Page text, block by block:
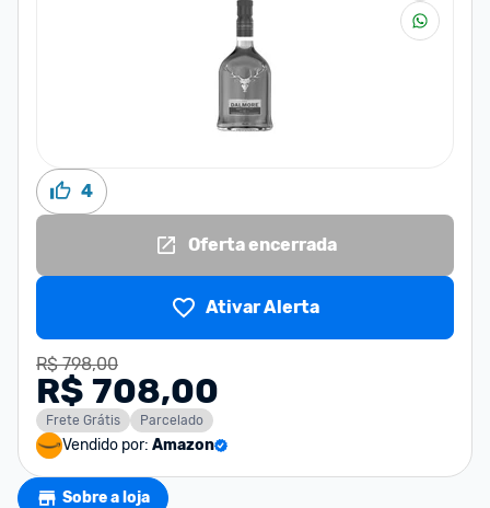
4
Oferta encerrada
Ativar Alerta
R$ 798,00
R$ 708,00
Frete Grátis Parcelado
Vendido por: Amazon
Sobre a loja